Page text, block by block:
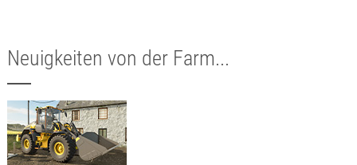
Neuigkeiten von der Farm...